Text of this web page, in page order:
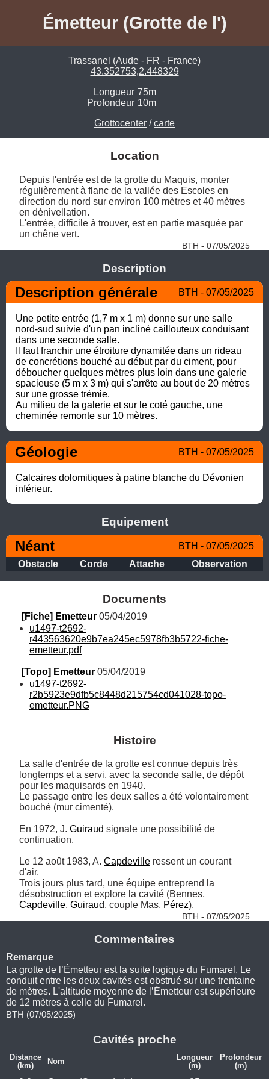
Émetteur (Grotte de l')
Trassanel (Aude - FR - France)
43.352753,2.448329
Longueur 75m
Profondeur 10m
Grottocenter /carte
Location
Depuis l'entrée est de la grotte du Maquis, monter
régulièrement à flanc de la vallée des Escoles en
direction du nord sur environ 100 mètres et 40 mètres
en dénivellation.
L'entrée, difficile à trouver, est en partie masquée par
un chêne vert.
BTH - 07/05/2025
Description
Description générale BTH - 07/05/2025
Une petite entrée (1,7 m x 1 m) donne sur une salle
nord-sud suivie d'un pan incliné caillouteux conduisant
dans une seconde salle.
Il faut franchir une étroiture dynamitée dans un rideau
de concrétions bouché au début par du ciment, pour
déboucher quelques mètres plus loin dans une galerie
spacieuse (5 m x 3 m) qui s'arrête au bout de 20 mètres
sur une grosse trémie.
Au milieu de la galerie et sur le coté gauche, une
cheminée remonte sur 10 mètres.
Géologie BTH - 07/05/2025
Calcaires dolomitiques à patine blanche du Dévonien
inférieur.
Equipement
Néant
BTH - 07/05/2025
Obstacle
Corde Attache Observation
Documents
[Fiche] Emetteur 05/04/2019
u1497-t2692-
r443563620e9b7ea245ec5978fb3b5722-fiche-
emetteur.pdf
[Topo] Emetteur 05/04/2019
u1497-t2692-
r2b5923e9dfb5c8448d215754cd041028-topo-
emetteur.PNG
Histoire
La salle d'entrée de la grotte est connue depuis très
longtemps et a servi, avec la seconde salle, de dépôt
pour les maquisards en 1940.
Le passage entre les deux salles a été volontairement
bouché (mur cimenté).
En 1972, J. Guiraud signale une possibilité de
continuation.
Le 12 août 1983, A. Capdeville ressent un courant
d'air.
Trois jours plus tard, une équipe entreprend la
Capdeville, Guiraud, couple Mas, Pérez).
BTH - 07/05/2025
Commentaires
Remarque
La grotte de l’Émetteur est la suite logique du Fumarel. Le
conduit entre les deux cavités est obstrué sur une trentaine
de mètres. L'altitude moyenne de l’Émetteur est supérieure
de 12 mètres à celle du Fumarel.
BTH (07/05/2025)
Cavités proche
Distance
(km)
Nom
Longueur
(m)
Profondeur
(m)